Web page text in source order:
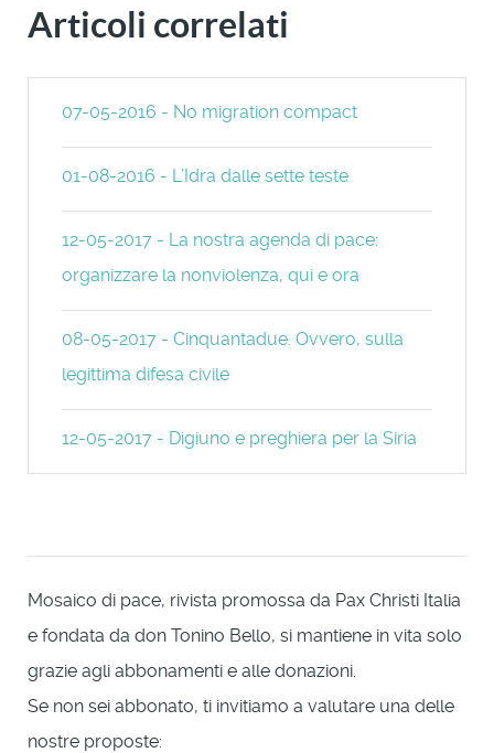
Articoli correlati
07-05-2016 - No migration compact
01-08-2016 - L’Idra dalle sette teste
12-05-2017 - La nostra agenda di pace:
organizzare la nonviolenza, qui e ora
08-05-2017 - Cinquantadue. Ovvero, sulla
legittima difesa civile
12-05-2017 - Digiuno e preghiera per la Siria
Mosaico di pace, rivista promossa da Pax Christi Italia
e fondata da don Tonino Bello, si mantiene in vita solo
grazie agli abbonamenti e alle donazioni.
Se non sei abbonato, ti invitiamo a valutare una delle
nostre proposte: